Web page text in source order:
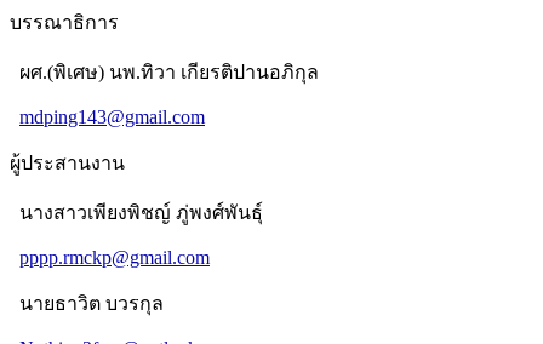
บรรณาธิการ
ผศ.(พิเศษ) นพ.ทิวา เกียรติปานอภิกุล
mdping143@gmail.com
ผู้ประสานงาน
นางสาวเพียงพิชญ์ ภู่พงศ์พันธุ์
pppp.rmckp@gmail.com
นายธาวิต บวรกุล